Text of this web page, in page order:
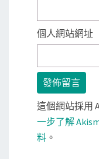
個人網站網址
這個網站採用
一步了解
料 。